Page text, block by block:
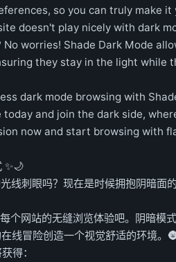
so you can truly make
doesn't play nicely with dark
worries! Shade Dark Mode
they stay in the light while
dark mode browsing with
today and join the dark side,
now and start browsing with
✨🌙
线刺眼吗？现在是时候拥抱阴暗面
个网站的无缝浏览体验吧。阴暗模
线冒险创造一个视觉舒适的环境。
得：